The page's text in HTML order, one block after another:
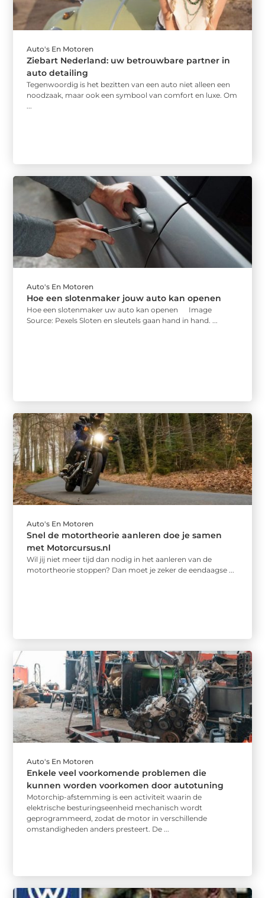
Auto's En Motoren
Ziebart Nederland: uw betrouwbare partner in
auto detailing
Tegenwoordig is het bezitten van een auto niet alleen een
noodzaak, maar ook een symbool van comfort en luxe. Om
...
Auto's En Motoren
Hoe een slotenmaker jouw auto kan openen
Hoe een slotenmaker uw auto kan openen ‍ Image
Source: Pexels‍ Sloten en sleutels gaan hand in hand. ...
Auto's En Motoren
Snel de motortheorie aanleren doe je samen
met Motorcursus.nl
Wil jij niet meer tijd dan nodig in het aanleren van de
motortheorie stoppen? Dan moet je zeker de eendaagse ...
Auto's En Motoren
Enkele veel voorkomende problemen die
kunnen worden voorkomen door autotuning
Motorchip-afstemming is een activiteit waarin de
elektrische besturingseenheid mechanisch wordt
geprogrammeerd, zodat de motor in verschillende
omstandigheden anders presteert. De ...